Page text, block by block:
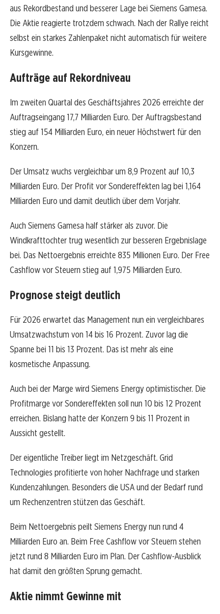
aus Rekordbestand und besserer Lage bei Siemens Gamesa.
Die Aktie reagierte trotzdem schwach. Nach der Rallye reicht
selbst ein starkes Zahlenpaket nicht automatisch für weitere
Kursgewinne.
Aufträge auf Rekordniveau
Im zweiten Quartal des Geschäftsjahres 2026 erreichte der
Auftragseingang 17,7 Milliarden Euro. Der Auftragsbestand
stieg auf 154 Milliarden Euro, ein neuer Höchstwert für den
Konzern.
Der Umsatz wuchs vergleichbar um 8,9 Prozent auf 10,3
Milliarden Euro. Der Profit vor Sondereffekten lag bei 1,164
Milliarden Euro und damit deutlich über dem Vorjahr.
Auch Siemens Gamesa half stärker als zuvor. Die
Windkrafttochter trug wesentlich zur besseren Ergebnislage
bei. Das Nettoergebnis erreichte 835 Millionen Euro. Der Free
Cashflow vor Steuern stieg auf 1,975 Milliarden Euro.
Prognose steigt deutlich
Für 2026 erwartet das Management nun ein vergleichbares
Umsatzwachstum von 14 bis 16 Prozent. Zuvor lag die
Spanne bei 11 bis 13 Prozent. Das ist mehr als eine
kosmetische Anpassung.
Auch bei der Marge wird Siemens Energy optimistischer. Die
Profitmarge vor Sondereffekten soll nun 10 bis 12 Prozent
erreichen. Bislang hatte der Konzern 9 bis 11 Prozent in
Aussicht gestellt.
Der eigentliche Treiber liegt im Netzgeschäft. Grid
Technologies profitierte von hoher Nachfrage und starken
Kundenzahlungen. Besonders die USA und der Bedarf rund
um Rechenzentren stützen das Geschäft.
Beim Nettoergebnis peilt Siemens Energy nun rund 4
Milliarden Euro an. Beim Free Cashflow vor Steuern stehen
jetzt rund 8 Milliarden Euro im Plan. Der Cashflow-Ausblick
hat damit den größten Sprung gemacht.
Aktie nimmt Gewinne mit